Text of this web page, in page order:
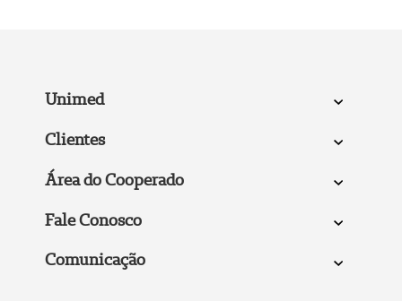
Unimed
Clientes
Área do Cooperado
Fale Conosco
Comunicação